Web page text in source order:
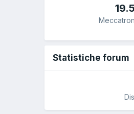
Statistiche forum